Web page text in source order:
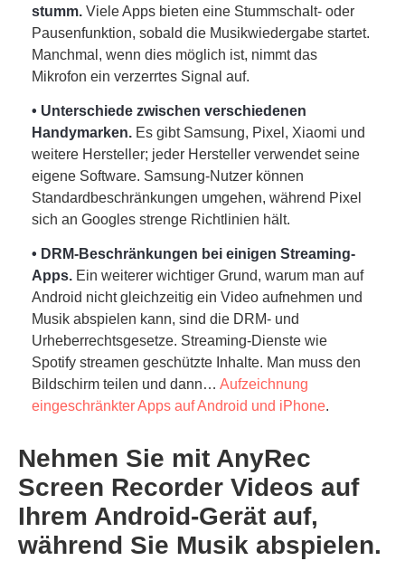
stumm. Viele Apps bieten eine Stummschalt- oder
Pausenfunktion, sobald die Musikwiedergabe startet.
Manchmal, wenn dies möglich ist, nimmt das
Mikrofon ein verzerrtes Signal auf.
• Unterschiede zwischen verschiedenen
Handymarken. Es gibt Samsung, Pixel, Xiaomi und
weitere Hersteller; jeder Hersteller verwendet seine
eigene Software. Samsung-Nutzer können
Standardbeschränkungen umgehen, während Pixel
sich an Googles strenge Richtlinien hält.
• DRM-Beschränkungen bei einigen Streaming-
Apps. Ein weiterer wichtiger Grund, warum man auf
Android nicht gleichzeitig ein Video aufnehmen und
Musik abspielen kann, sind die DRM- und
Urheberrechtsgesetze. Streaming-Dienste wie
Spotify streamen geschützte Inhalte. Man muss den
Bildschirm teilen und dann… Aufzeichnung
eingeschränkter Apps auf Android und iPhone.
Nehmen Sie mit AnyRec
Screen Recorder Videos auf
Ihrem Android-Gerät auf,
während Sie Musik abspielen.